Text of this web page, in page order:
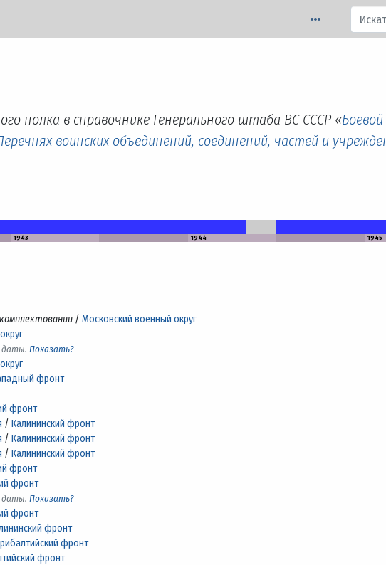
полка в справочнике Генерального штаба ВС СССР «
воинских объединений, соединений, частей и
1943 1944 1945
/Московский военный округ
даты.Показать?
фронт
фронт
/Калининский фронт
/Калининский фронт
/Калининский фронт
фронт
фронт
даты.Показать?
фронт
фронт
фронт
фронт